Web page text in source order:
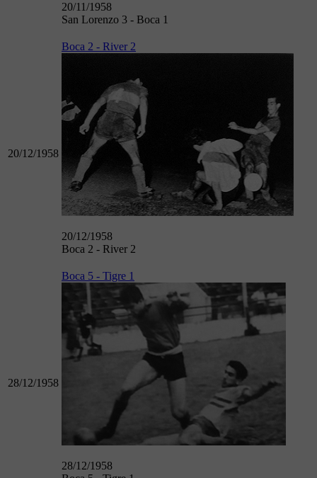
20/11/1958
San Lorenzo 3 - Boca 1
20/12/1958
Boca 2 - River 2
20/12/1958
Boca 2 - River 2
28/12/1958
Boca 5 - Tigre 1
28/12/1958